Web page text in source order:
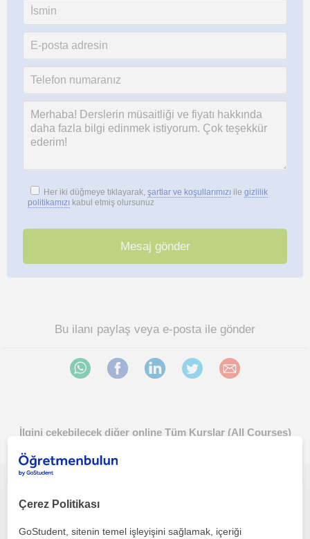
Her iki düğmeye tıklayarak, şartlar ve koşullarımızı ile gizlilik
politikamızı kabul etmiş olursunuz
Bu ilanı paylaş veya e-posta ile gönder
İlgini çekebilecek diğer online Tüm Kurslar (All Courses)
Tüm Kurslar (All Courses)
Çerez Politikası
GoStudent, sitenin temel işleyişini sağlamak, içeriği